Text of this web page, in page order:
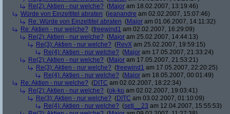
Re(2): Aktien - nur welche? (Major am 18.02.2007, 13:19:46)
Würde von Einzeltitel abraten (jeanandre am 02.02.2007, 15:07:46)
Re: Würde von Einzeltitel abraten (Major am 01.06.2007, 14:11:32)
Re: Aktien - nur welche? (freewind1 am 02.02.2007, 16:29:09)
Re(2): Aktien - nur welche? (Major am 25.02.2007, 14:44:13)
Re(3): Aktien - nur welche? (RevX am 25.02.2007, 19:59:15)
Re(4): Aktien - nur welche? (Major am 17.05.2007, 21:33:24)
Re(2): Aktien - nur welche? (Major am 17.05.2007, 21:53:21)
Re(3): Aktien - nur welche? (freewind1 am 17.05.2007, 22:20:25)
Re(4): Aktien - nur welche? (Major am 18.05.2007, 00:01:49)
Re: Aktien - nur welche? (DITC am 02.02.2007, 18:22:34)
Re(2): Aktien - nur welche? (ok-ko am 02.02.2007, 19:03:41)
Re(3): Aktien - nur welche? (DITC am 03.02.2007, 01:10:09)
Re(4): Aktien - nur welche? (seti__23 am 12.04.2007, 15:55:53)